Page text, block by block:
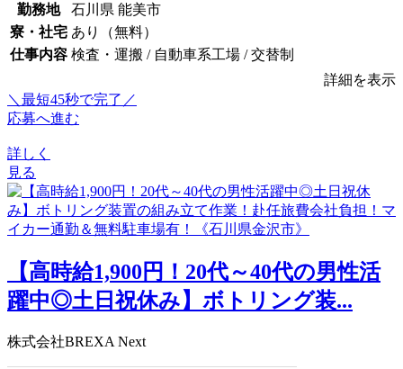
勤務地
石川県 能美市
寮・社宅 あり（無料）
仕事内容 検査・運搬 / 自動車系工場 / 交替制
詳細を表示
＼最短45秒で完了／
応募へ進む
詳しく
見る
【高時給1,900円！20代～40代の男性活
躍中◎土日祝休み】ボトリング装...
株式会社BREXA Next